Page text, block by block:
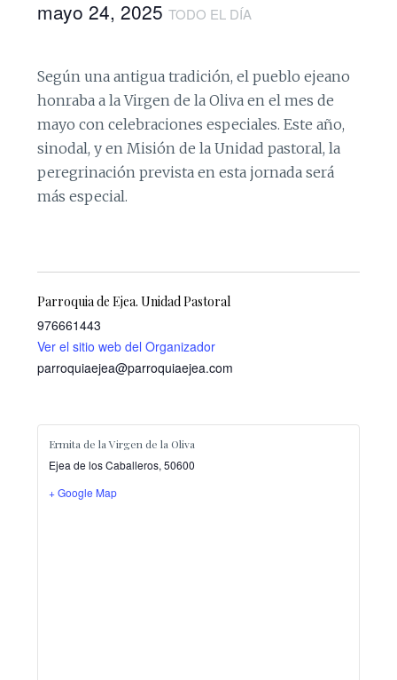
mayo 24, 2025TODO EL DÍA
Según una antigua tradición, el pueblo ejeano
honraba a la Virgen de la Oliva en el mes de
mayo con celebraciones especiales. Este año,
sinodal, y en Misión de la Unidad pastoral, la
peregrinación prevista en esta jornada será
más especial.
Parroquia de Ejea. Unidad Pastoral
976661443
Ver el sitio web del Organizador
parroquiaejea@parroquiaejea.com
Ermita de la Virgen de la Oliva
Ejea de los Caballeros, 50600
+ Google Map